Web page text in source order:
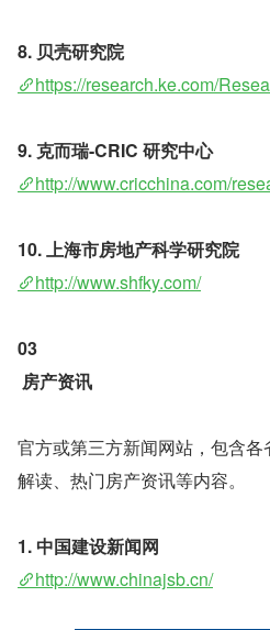
8. 贝壳研究院
https://research.ke.com/
9. 克而瑞-CRIC 研究中心
http://www.cricchina.com/
10. 上海市房地产科学研究院
http://www.shfky.com/
03
房产资讯
官方或第三方新闻网站，包含
解读、热门房产资讯等内容。
1. 中国建设新闻网
http://www.chinajsb.cn/